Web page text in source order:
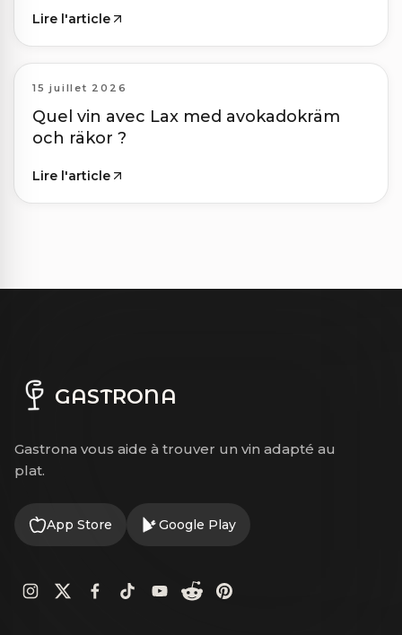
Lire l'article
15 juillet 2026
Quel vin avec Lax med avokadokräm
och räkor ?
Lire l'article
GASTRONA
Gastrona vous aide à trouver un vin adapté au
plat.
App Store Google Play